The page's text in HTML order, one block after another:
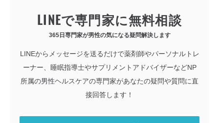
LINEで専門家に無料相談
365日専門家が男性の気になる疑問解決します
LINEからメッセージを送るだけで薬剤師やパーソナルトレ
ーナー、睡眠指導士やサプリメントアドバイザーなどNP
所属の男性ヘルスケアの専門家があなたの疑問や質問に直
接回答します！